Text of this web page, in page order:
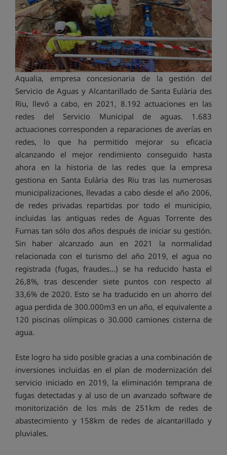
Aqualia, empresa concesionaria de la gestión del
Servicio de Aguas y Alcantarillado de Santa Eulària des
Riu, llevó a cabo, en 2021, 8.192 actuaciones en las
redes del Servicio Municipal de aguas. 1.683
actuaciones corresponden a reparaciones de averías en
redes, lo que ha permitido mejorar su eficacia
alcanzando el mejor rendimiento conseguido hasta
ahora en la historia de las redes que la empresa
gestiona en Santa Eulària des Riu tras las numerosas
municipalizaciones, llevadas a cabo desde el año 2006,
de redes privadas repartidas por todo el municipio,
incluidas las antiguas redes de Aguas Torrente des
Furnas tan sólo dos años después de iniciar su gestión.
Sin haber alcanzado aun en 2021 la normalidad
relacionada con el turismo del año 2019, el agua no
registrada (fugas, fraudes…) se ha reducido hasta el
26,8%, tras descender siete puntos con respecto al
33,6% de 2020. Esto se ha traducido en un ahorro del
agua perdida de 300.000m3 en un año, el equivalente a
120 piscinas olímpicas o 30.000 camiones cisterna de
agua.
Este logro ha sido posible gracias a una combinación de
inversiones incluidas en el plan de modernización del
servicio iniciado en 2019, la eliminación temprana de
fugas detectadas y al uso de un avanzado software de
monitorización de los más de 251km de redes de
abastecimiento y 158km de redes de alcantarillado y
pluviales.